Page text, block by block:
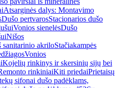
Atsarginės dalys: Montavimo
Dušo pertvarosStacionarios dušo
Vonios sienelėsDušo
Nišos
sanitarinio akriloStačiakampės
Vonios
Kojelių rinkinys ir skersinių sijų bei
rinkiniaiKiti priedaiPrietaisų
sifonai dušo padėklams,